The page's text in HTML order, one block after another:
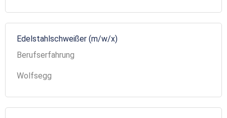
Edelstahlschweißer (m/w/x)
Berufserfahrung
Wolfsegg